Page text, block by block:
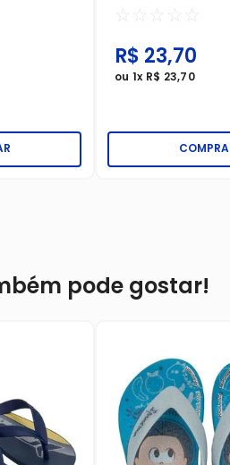
☆ ☆ ☆ ☆ ☆
R$ 23,70
ou 1x R$ 23,70
pode gostar!